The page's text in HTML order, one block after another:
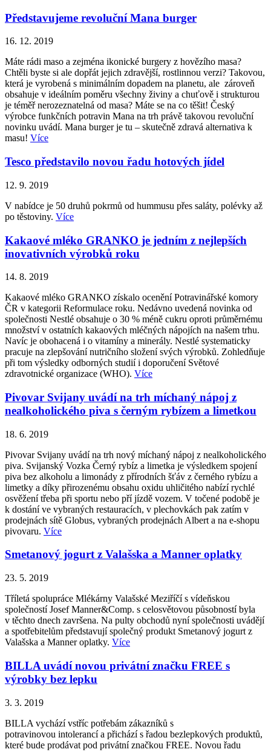
Představujeme revoluční Mana burger
16. 12. 2019
Máte rádi maso a zejména ikonické burgery z hovězího masa?
Chtěli byste si ale dopřát jejich zdravější, rostlinnou verzi? Takovou,
která je vyrobená s minimálním dopadem na planetu, ale zároveň
obsahuje v ideálním poměru všechny živiny a chuťově i strukturou
je téměř nerozeznatelná od masa? Máte se na co těšit! Český
výrobce funkčních potravin Mana na trh právě takovou revoluční
novinku uvádí. Mana burger je tu – skutečně zdravá alternativa k
masu! Více
Tesco představilo novou řadu hotových jídel
12. 9. 2019
V nabídce je 50 druhů pokrmů od hummusu přes saláty, polévky až
po těstoviny. Více
Kakaové mléko GRANKO je jedním z nejlepších
inovativních výrobků roku
14. 8. 2019
Kakaové mléko GRANKO získalo ocenění Potravinářské komory
ČR v kategorii Reformulace roku. Nedávno uvedená novinka od
společnosti Nestlé obsahuje o 30 % méně cukru oproti průměrnému
množství v ostatních kakaových mléčných nápojích na našem trhu.
Navíc je obohacená i o vitamíny a minerály. Nestlé systematicky
pracuje na zlepšování nutričního složení svých výrobků. Zohledňuje
při tom výsledky odborných studií i doporučení Světové
zdravotnické organizace (WHO). Více
Pivovar Svijany uvádí na trh míchaný nápoj z
nealkoholického piva s černým rybízem a limetkou
18. 6. 2019
Pivovar Svijany uvádí na trh nový míchaný nápoj z nealkoholického
piva. Svijanský Vozka Černý rybíz a limetka je výsledkem spojení
piva bez alkoholu a limonády z přírodních šťáv z černého rybízu a
limetky a díky přirozenému obsahu oxidu uhličitého nabízí rychlé
osvěžení třeba při sportu nebo pří jízdě vozem. V točené podobě je
k dostání ve vybraných restauracích, v plechovkách pak zatím v
prodejnách sítě Globus, vybraných prodejnách Albert a na e-shopu
pivovaru. Více
Smetanový jogurt z Valašska a Manner oplatky
23. 5. 2019
Tříletá spolupráce Mlékárny Valašské Meziříčí s vídeňskou
společností Josef Manner&Comp. s celosvětovou působností byla
v těchto dnech završena. Na pulty obchodů nyní společnosti uvádějí
a spotřebitelům představují společný produkt Smetanový jogurt z
Valašska a Manner oplatky. Více
BILLA uvádí novou privátní značku FREE s
výrobky bez lepku
3. 3. 2019
BILLA vychází vstříc potřebám zákazníků s
potravinovou intolerancí a přichází s řadou bezlepkových produktů,
které bude prodávat pod privátní značkou FREE. Novou řadu